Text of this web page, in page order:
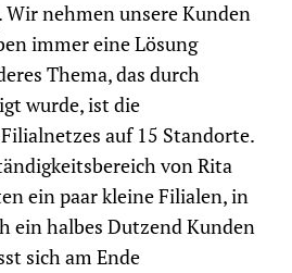
nehmen unsere Kunden
immer eine Lösung
Thema, das durch
wurde, ist die
auf 15 Standorte.
von Rita
ein paar kleine Filialen, in
ein halbes Dutzend Kunden
sich am Ende